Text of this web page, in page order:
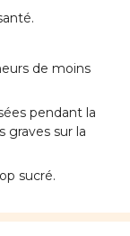
de moins
pendant la
graves sur la
sucré.